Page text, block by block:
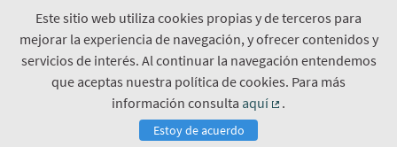
Este sitio web utiliza cookies propias y de terceros para
mejorar la experiencia de navegación, y ofrecer contenidos y
servicios de interés. Al continuar la navegación entendemos
que aceptas nuestra política de cookies. Para más
información consulta aquí
.
Estoy de acuerdo